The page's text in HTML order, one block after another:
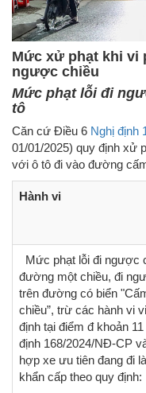
Mức xử phạt khi vi
ngược chiều
Mức phạt lỗi đi
tô
Căn cứ Điều 6 Nghị định
01/01/2025) quy định xử
với ô tô đi vào đường
Hành vi
Mức phạt lỗi đi ngược
đường một chiều, đi
trên đường có biển
chiều”, trừ các hành vi
định tại điểm đ khoản
định 168/2024/NĐ-CP
hợp xe ưu tiên đang đi
khẩn cấp theo quy định: